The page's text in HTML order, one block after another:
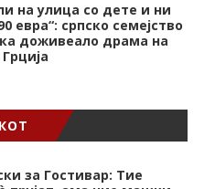
на улица со дете и ни
евра“: српско семејство
доживеало драма на
за Гостивар: Тие